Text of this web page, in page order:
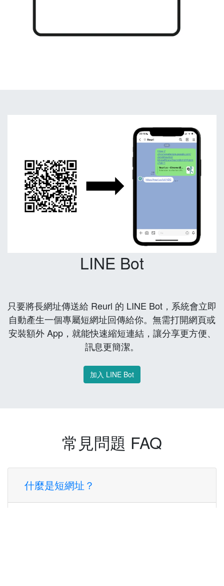
LINE Bot
只要將長網址傳送給 Reurl 的 LINE Bot，系統會立即
自動產生一個專屬短網址回傳給你。無需打開網頁或
安裝額外 App，就能快速縮短連結，讓分享更方便、
訊息更簡潔。
加入 LINE Bot
常見問題 FAQ
什麼是短網址？